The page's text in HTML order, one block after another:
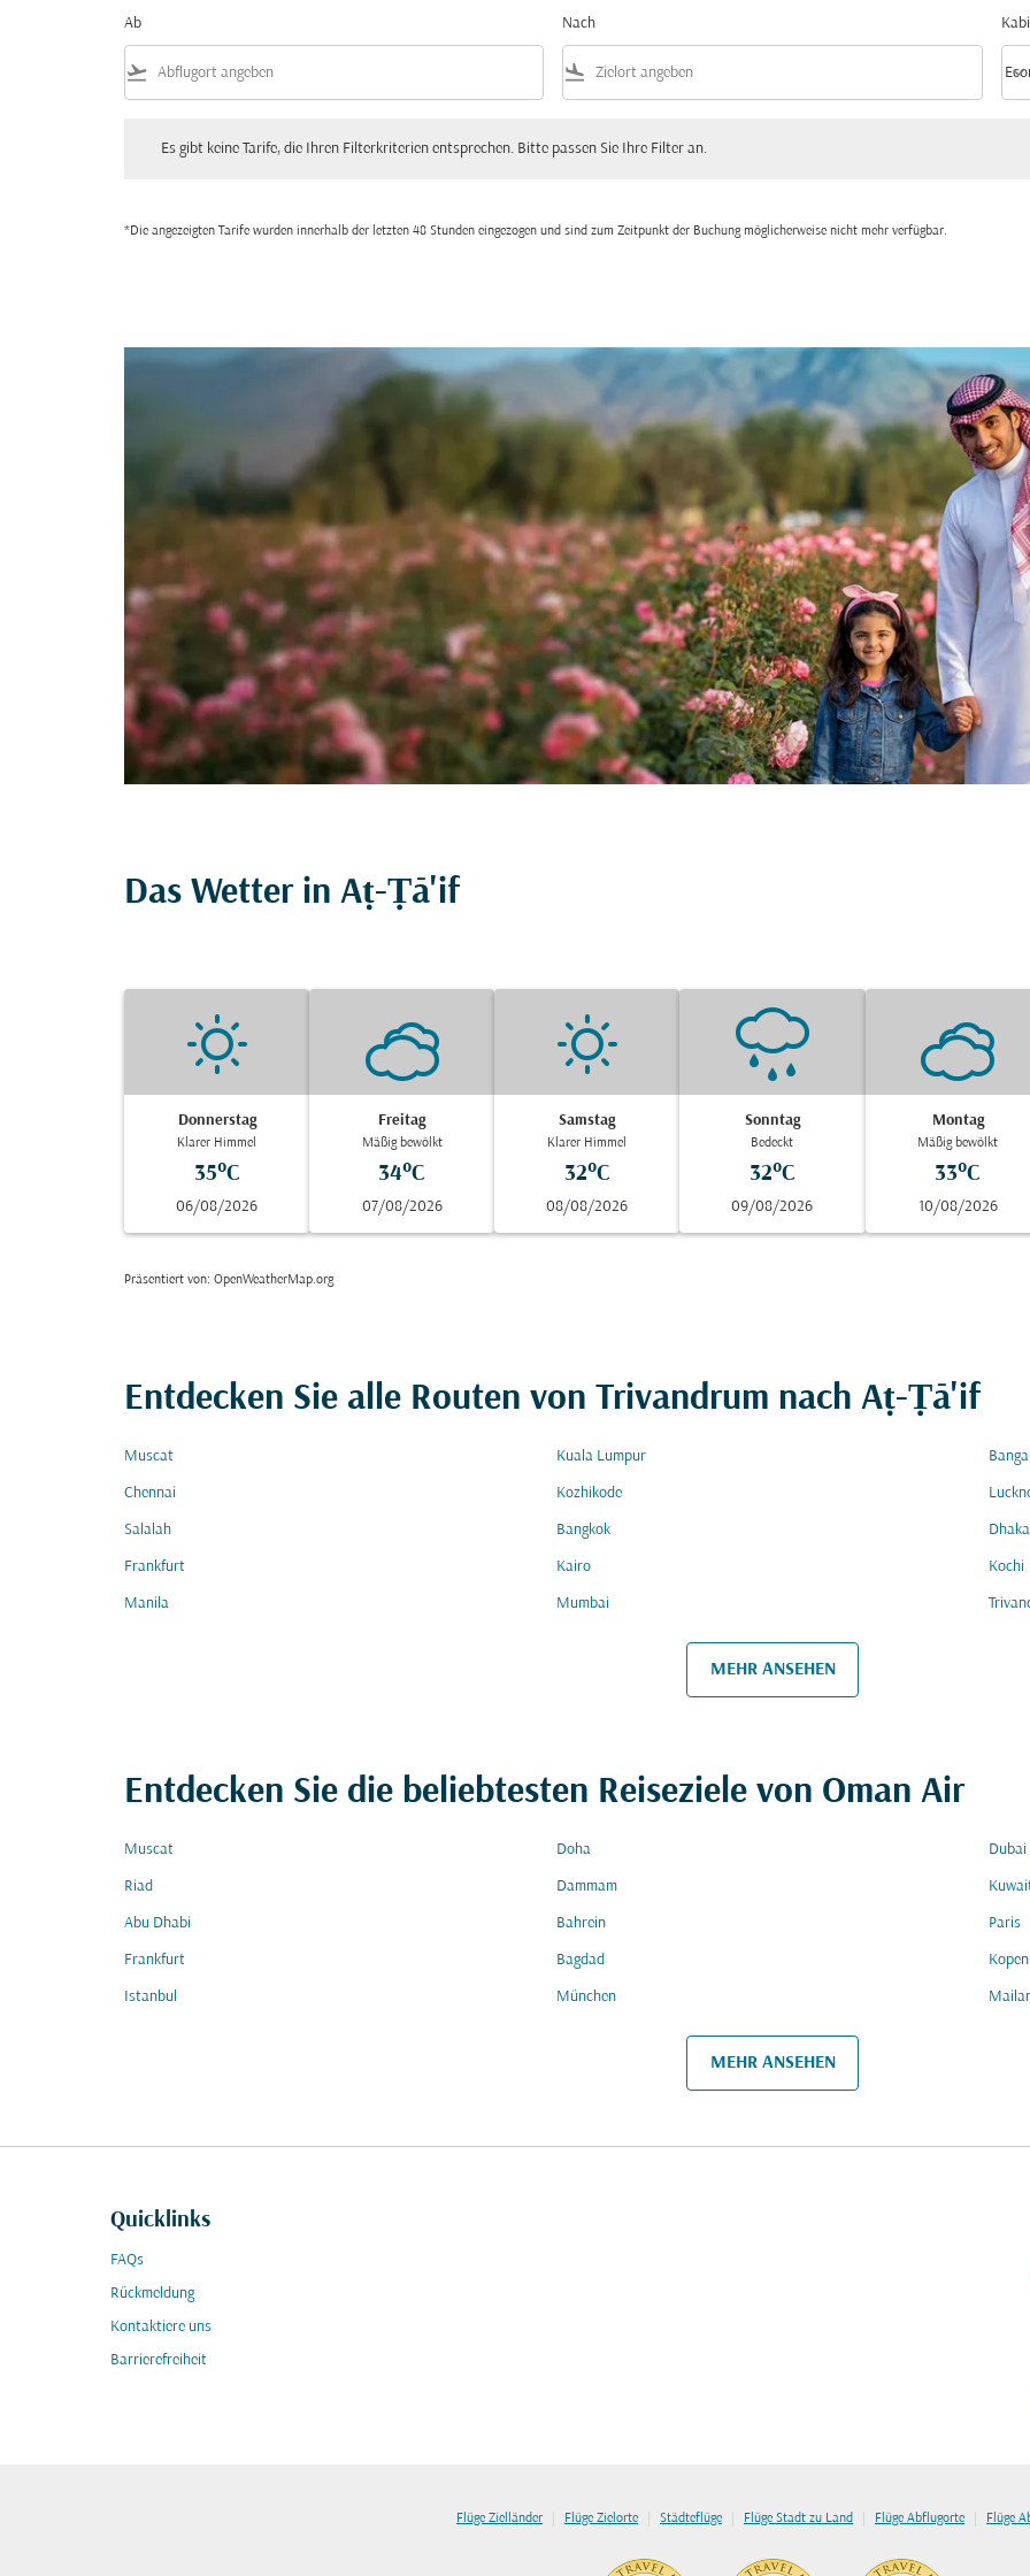
Ab
flight_takeoff
Nach
flight_land keyboard_arrow_down
Es gibt keine Tarife, die Ihren Filterkriterien entsprechen. Bitte passen Sie Ihre Filter an.
*Die angezeigten Tarife wurden innerhalb der letzten 48 Stunden eingezogen und sind zum Zeitpunkt der Buchung möglicherweise nicht mehr verfügbar.
Das Wetter in Aṭ-Ṭā'if
Donnerstag
Klarer Himmel
35°C
06/08/2026
Freitag
Mäßig bewölkt
34°C
07/08/2026
Samstag
Klarer Himmel
32°C
08/08/2026
Sonntag
Bedeckt
32°C
09/08/2026
Montag
Mäßig bewölkt
33°C
10/08/2026
Präsentiert von: OpenWeatherMap.org
Entdecken Sie alle Routen von Trivandrum nach Aṭ-Ṭā'if
Muscat Kuala Lumpur
Chennai Kozhikode
Salalah Bangkok Dhaka
Frankfurt Kairo Kochi
Manila Mumbai
MEHR ANSEHEN
Entdecken Sie die beliebtesten Reiseziele von Oman Air
Muscat Doha Dubai
Riad Dammam
Abu Dhabi Bahrein Paris
Frankfurt Bagdad
Istanbul München
MEHR ANSEHEN
Quicklinks
FAQs
Rückmeldung
Kontaktiere uns
Barrierefreiheit
Flüge Zielländer | Flüge Zielorte | Städteflüge | Flüge Stadt zu Land | Flüge Abflugorte | Flüge